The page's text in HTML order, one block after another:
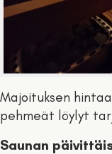
Majoituksen
pehmeät löylyt
Saunan